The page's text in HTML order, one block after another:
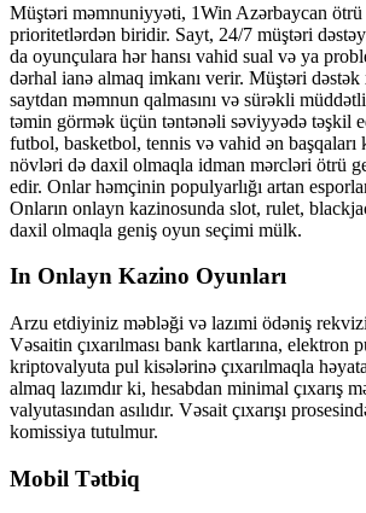
Müştəri məmnuniyyəti, 1Win Azərbaycan
prioritetlərdən biridir. Sayt, 24/7 müştəri
da oyunçulara hər hansı vahid sual və ya
dərhal ianə almaq imkanı verir. Müştəri
saytdan məmnun qalmasını və sürəkli
təmin görmək üçün təntənəli səviyyədə təşkil
futbol, basketbol, tennis və vahid ən başqaları
növləri də daxil olmaqla idman mərcləri ötrü
edir. Onlar həmçinin populyarlığı artan
Onların onlayn kazinosunda slot, rulet,
daxil olmaqla geniş oyun seçimi mülk.
In Onlayn Kazino Oyunları
Arzu etdiyiniz məbləği və lazımi ödəniş
Vəsaitin çıxarılması bank kartlarına, elektron
kriptovalyuta pul kisələrinə çıxarılmaqla
almaq lazımdır ki, hesabdan minimal çıxarış
valyutasından asılıdır. Vəsait çıxarışı
komissiya tutulmur.
Mobil Tətbiq